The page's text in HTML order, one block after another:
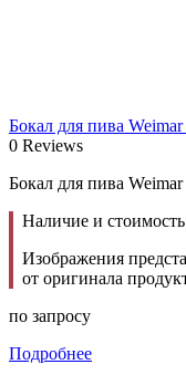
Бокал для пива
0 Reviews
Бокал для пива
Наличие и
Изображения
от оригинала
по запросу
Подробнее